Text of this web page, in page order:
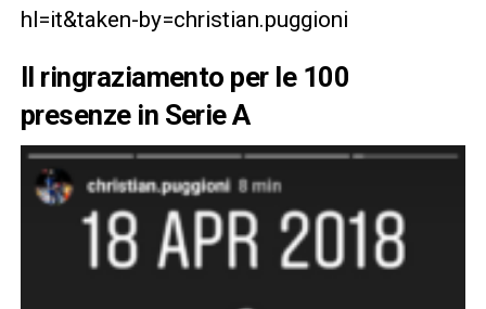
hl=it&taken-by=christian.puggioni
Il ringraziamento per le 100
presenze in Serie A